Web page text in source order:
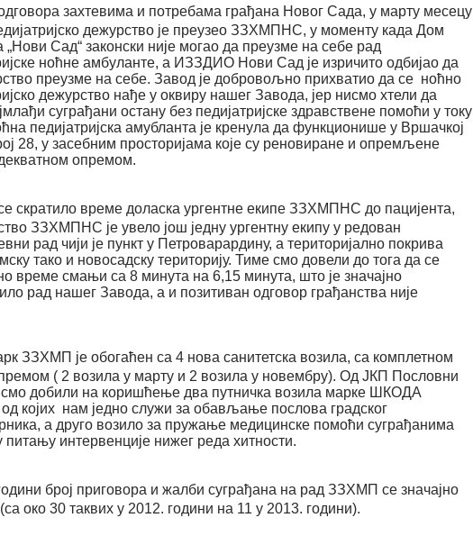
захтевима и потребама грађана Новог Сада, у марту месецу
дежурство је преузео ЗЗХМПНС, у моменту када Дом
Сад“ законски није могао да преузме на себе рад
ноћне амбуланте, а ИЗЗДИО Нови Сад је изричито одбијао да
преузме на себе. Завод је добровољно прихватио да се ноћно
дежурство нађе у оквиру нашег Завода, јер нисмо хтели да
суграђани остану без педијатријске здравствене помоћи у току
педијатријска амубланта је кренула да функционише у Вршачкој
28, у засебним просторијама које су реновиране и опремљене
опремом.
скратило време доласка ургентне екипе ЗЗХМПНС до пацијента,
ЗЗХМПНС је увело још једну ургентну екипу у редован
рад чији је пункт у Петроварардину, а територијално покрива
тако и новосадску територију. Тиме смо довели до тога да се
време смањи са 8 минута на 6,15 минута, што је значајно
рад нашег Завода, а и позитиван одговор грађанства није
ЗЗХМП је обогаћен са 4 нова санитетска возила, са комплетном
( 2 возила у марту и 2 возила у новембру). Од ЈКП Пословни
смо добили на коришћење два путничка возила марке ШКОДА
којих нам једно служи за обављање послова градског
а друго возило за пружање медицинске помоћи суграђанима
питању интервенције нижег реда хитности.
број приговора и жалби суграђана на рад ЗЗХМП се значајно
око 30 таквих у 2012. години на 11 у 2013. години).